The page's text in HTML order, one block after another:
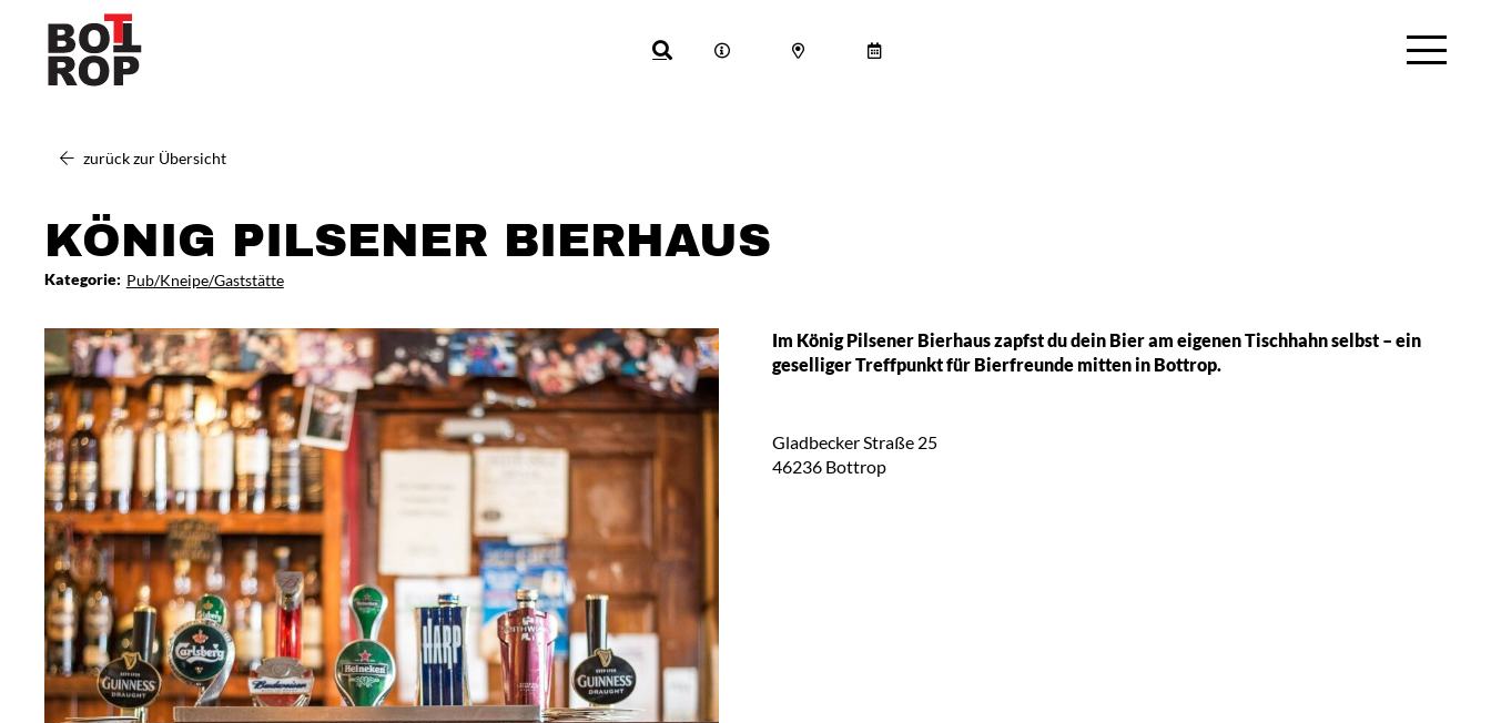
zurück zur Übersicht
KÖNIG PILSENER BIERHAUS
Kategorie: Pub/Kneipe/Gaststätte
Im König Pilsener Bierhaus zapfst du dein Bier am eigenen Tischhahn selbst – ein
geselliger Treffpunkt für Bierfreunde mitten in Bottrop.
Gladbecker Straße 25
46236 Bottrop